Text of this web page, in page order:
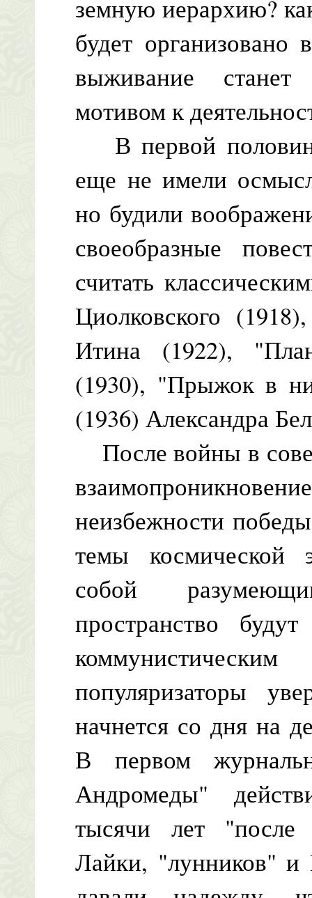
земную иерархию?
будет организовано
выживание
мотивом к
В первой
еще не имели
но будили
своеобразные
считать
Циолковского
Итина (1922),
(1930), "Прыжок в
(1936) Александра
После войны в
неизбежности
темы космической
собой
пространство
популяризаторы
начнется со дня на
В первом
Андромеды"
тысячи лет "после
Лайки, "лунников" и